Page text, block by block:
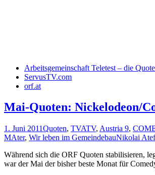
Arbeitsgemeinschaft Teletest – die
ServusTV.com
orf.at
Mai-Quoten: Nickelodeon/
1. Juni 2011Quoten, TVATV, Austria 9,
MAter, Wir leben im GemeindebauNikolai
Während sich die ORF Quoten stabilisieren,
war der Mai der bisher beste Monat für